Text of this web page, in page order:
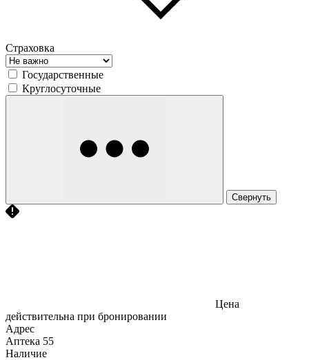
Страховка
Государственные
Круглосуточные
Свернуть
Цена
действительна при бронировании
Адрес
Аптека 55
Наличие